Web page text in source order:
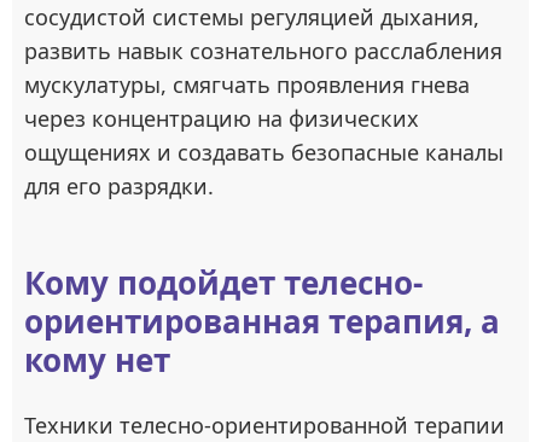
сосудистой системы регуляцией дыхания,
развить навык сознательного расслабления
мускулатуры, смягчать проявления гнева
через концентрацию на физических
ощущениях и создавать безопасные каналы
для его разрядки.
Кому подойдет телесно-
ориентированная терапия, а
кому нет
Техники телесно-ориентированной терапии